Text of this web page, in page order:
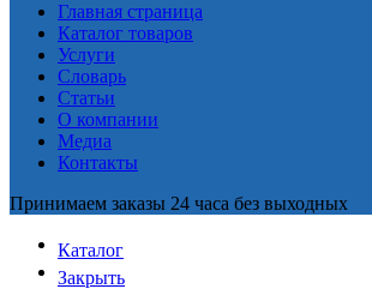
Главная страница
Каталог товаров
Услуги
Словарь
Статьи
О компании
Медиа
Контакты
Принимаем заказы 24 часа без выходных
Каталог
Закрыть